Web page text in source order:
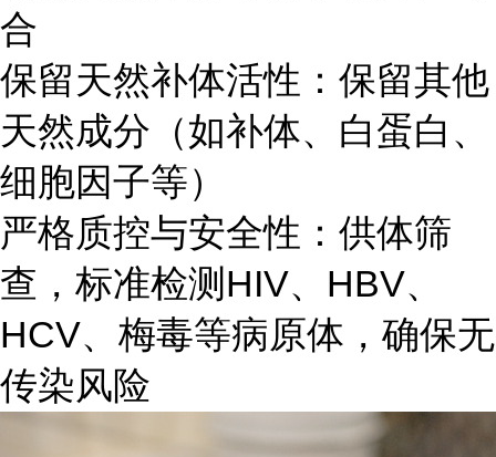
合
保留天然补体活性：保留其他
天然成分（如补体、白蛋白、
细胞因子等）
严格质控与安全性：供体筛
查，标准检测HIV、HBV、
HCV、梅毒等病原体，确保无
传染风险